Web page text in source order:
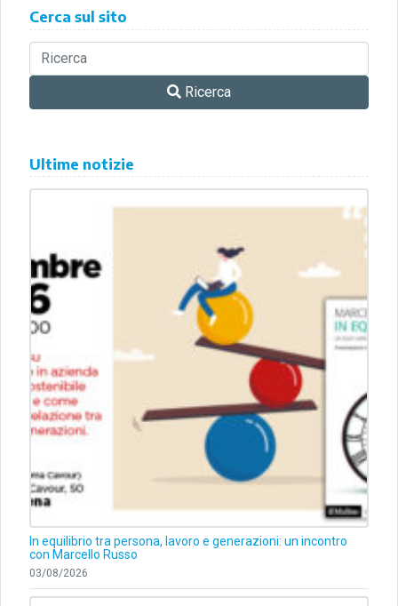
Cerca sul sito
Ricerca
Ultime notizie
In equilibrio tra persona, lavoro e generazioni: un incontro
con Marcello Russo
03/08/2026